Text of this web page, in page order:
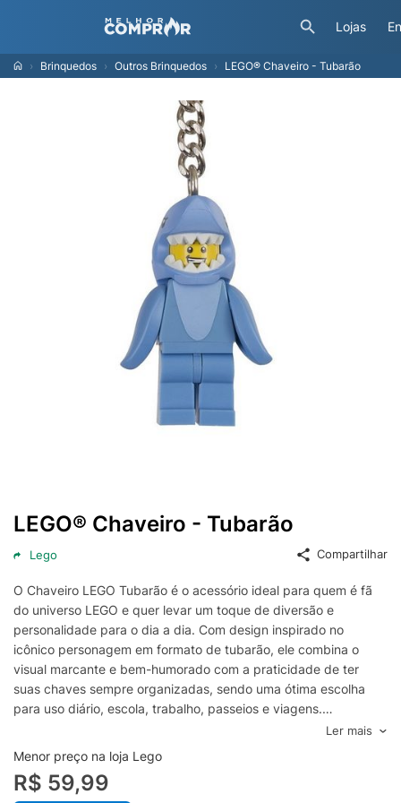
Lojas
Brinquedos Outros Brinquedos LEGO® Chaveiro - Tubarão
LEGO® Chaveiro - Tubarão
Lego Compartilhar
O Chaveiro LEGO Tubarão é o acessório ideal para quem é fã
do universo LEGO e quer levar um toque de diversão e
personalidade para o dia a dia. Com design inspirado no
icônico personagem em formato de tubarão, ele combina o
visual marcante e bem-humorado com a praticidade de ter
suas chaves sempre organizadas, sendo uma ótima escolha
para uso diário, escola, trabalho, passeios e viagens.
Produzido para oferecer resistência e durabilidade no uso
contínuo, o chaveiro acompanha argola metálica para prender
chaves, tags e pequenos acessórios com segurança. Também
pode ser usado para personalizar mochilas, estojos e bolsas,
Ler mais
Menor preço na loja Lego
R$ 59,99